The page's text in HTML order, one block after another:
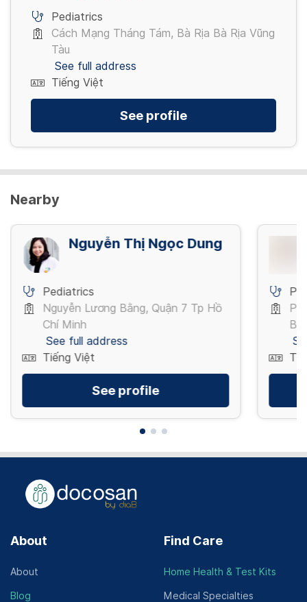
Pediatrics
Cách Mạng Tháng Tám, Bà Rịa Bà Rịa Vũng
Tàu
See full address
Tiếng Việt
See profile
Nearby
Nguyễn Thị Ngọc Dung
Pediatrics
Nguyễn Lương Bằng, Quận 7 Tp Hồ
Chí Minh
See full address
Tiếng Việt
See profile
Ba
About
About
Blog
Find Care
Home Health & Test Kits
Medical Specialties